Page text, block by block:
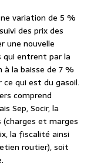
variation de 5 %
des prix des
une nouvelle
qui entrent par la
à la baisse de 7 %
ce qui est du gasoil.
comprend
Sep, Socir, la
et marges
la fiscalité ainsi
routier), soit